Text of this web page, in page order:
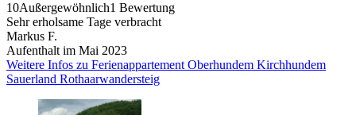
10Außergewöhnlich1 Bewertung
Sehr erholsame Tage verbracht
Markus F.
Aufenthalt im Mai 2023
Weitere Infos zu Ferienappartement Oberhundem Kirchhundem
Sauerland Rothaarwandersteig